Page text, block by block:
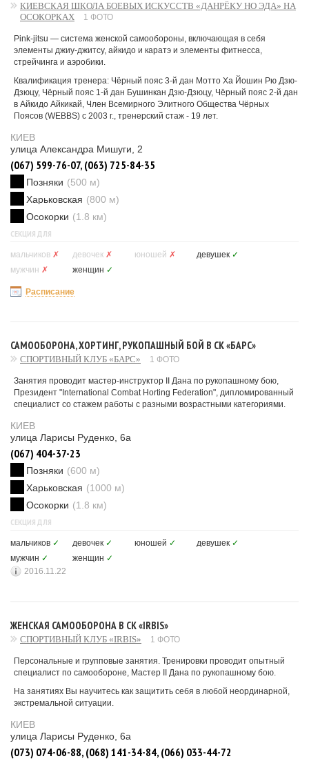
КИЕВСКАЯ ШКОЛА БОЕВЫХ ИСКУССТВ «ДАНРЁКУ НО ЭДА» НА
ОСОКОРКАХ
1 ФОТО
Pink-jitsu — система женской самообороны, включающая в себя
элементы джиу-джитсу, айкидо и каратэ и элементы фитнесса,
стрейчинга и аэробики.
Квалификация тренера: Чёрный пояс 3-й дан Мотто Ха Йошин Рю Дзю-
Дзюцу, Чёрный пояс 1-й дан Бушинкан Дзю-Дзюцу, Чёрный пояс 2-й дан
в Айкидо Айкикай, Член Всемирного Элитного Общества Чёрных
Поясов (WEBBS) с 2003 г., тренерский стаж - 19 лет.
КИЕВ
улица Александра Мишуги, 2
(067) 599-76-07, (063) 725-84-35
Позняки (500 м)
Харьковская (800 м)
Осокорки (1.8 км)
СЕКЦИЯ ДЛЯ
мальчиков ✗ девочек ✗ юношей ✗ девушек ✓
мужчин ✗ женщин ✓
Расписание
САМООБОРОНА, ХОРТИНГ, РУКОПАШНЫЙ БОЙ В СК «БАРС»
СПОРТИВНЫЙ КЛУБ «БАРС» 1 ФОТО
Занятия проводит мастер-инструктор II Дана по рукопашному бою,
Президент "International Combat Horting Federation", дипломированный
специалист со стажем работы с разными возрастными категориями.
КИЕВ
улица Ларисы Руденко, 6а
(067) 404-37-23
Позняки (600 м)
Харьковская (1000 м)
Осокорки (1.8 км)
СЕКЦИЯ ДЛЯ
мальчиков ✓ девочек ✓ юношей ✓ девушек ✓
мужчин ✓ женщин ✓
2016.11.22
ЖЕНСКАЯ САМООБОРОНА В СК «IRBIS»
СПОРТИВНЫЙ КЛУБ «IRBIS» 1 ФОТО
Персональные и групповые занятия. Тренировки проводит опытный
специалист по самообороне, Мастер II Дана по рукопашному бою.
На занятиях Вы научитесь как защитить себя в любой неординарной,
экстремальной ситуации.
КИЕВ
улица Ларисы Руденко, 6а
(073) 074-06-88, (068) 141-34-84, (066) 033-44-72